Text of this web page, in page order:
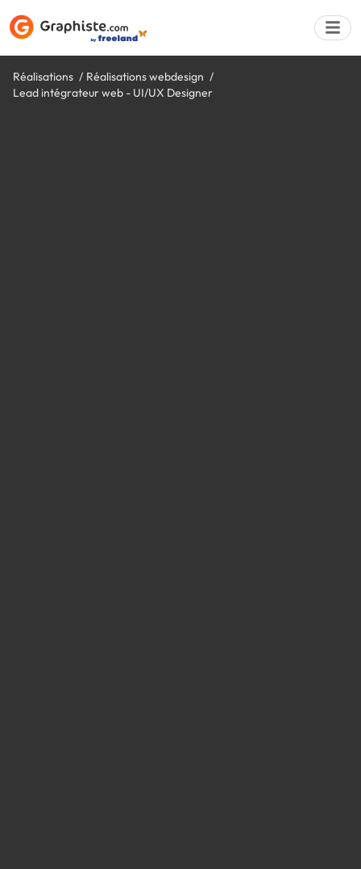
Réalisations
Réalisations webdesign
Lead intégrateur web - UI/UX Designer